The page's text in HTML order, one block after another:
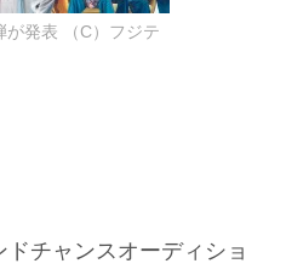
が発表 （C）フジテ
チャンスオーディショ